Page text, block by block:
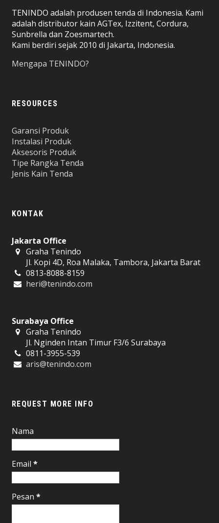
TENINDO adalah produsen tenda di Indonesia. Kami
adalah distributor kain AGTex, Izzitent, Cordura,
Sunbrella dan Zoesmartech.
Kami berdiri sejak 2010 di Jakarta, Indonesia.
Mengapa TENINDO?
RESOURCES
Garansi Produk
Instalasi Produk
Aksesoris Produk
Tipe Rangka Tenda
Jenis Kain Tenda
KONTAK
Jakarta Office
Graha Tenindo
Jl. Kopi 4D, Roa Malaka, Tambora, Jakarta Barat
0813-8088-8159
heri@tenindo.com
Surabaya Office
Graha Tenindo
Jl. Nginden Intan Timur F3/6 Surabaya
0811-3955-539
aris@tenindo.com
REQUEST MORE INFO
Nama
Email *
Pesan *